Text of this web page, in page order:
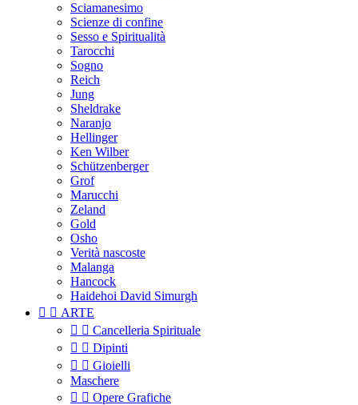
Sciamanesimo
Scienze di confine
Sesso e Spiritualità
Tarocchi
Sogno
Reich
Jung
Sheldrake
Naranjo
Hellinger
Ken Wilber
Schützenberger
Grof
Marucchi
Zeland
Gold
Osho
Verità nascoste
Malanga
Hancock
Haidehoi David Simurgh
  ARTE
  Cancelleria Spirituale
  Dipinti
  Gioielli
Maschere
  Opere Grafiche